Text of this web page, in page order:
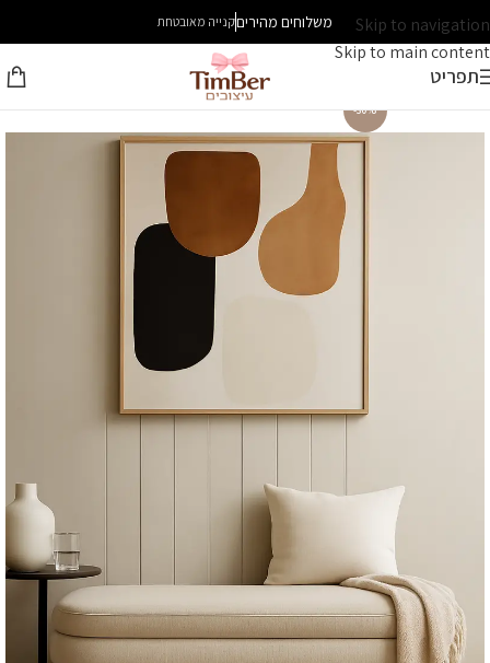
Skip to navigation
Skip to main content
משלוחים מהיריםקנייה מאובטחת
תפריט
-30%